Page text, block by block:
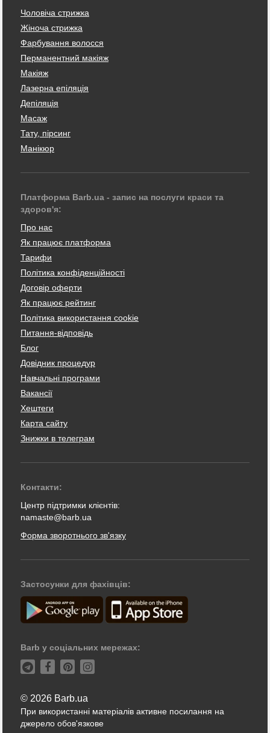
Чоловіча стрижка
Жіноча стрижка
Фарбування волосся
Перманентний макіяж
Макіяж
Лазерна епіляція
Депіляція
Масаж
Тату, пірсинг
Манікюр
Платформа Barb.ua - запис на послуги краси та
здоров'я:
Про нас
Як працює платформа
Тарифи
Політика конфіденційності
Договір оферти
Як працює рейтинг
Політика використання cookie
Питання-відповідь
Блог
Довідник процедур
Навчальні програми
Вакансії
Хештеги
Карта сайту
Знижки в телеграм
Контакти:
Центр підтримки клієнтів:
namaste@barb.ua
Форма зворотнього зв'язку
Застосунки для фахівців:
Barb у соціальних мережах:
© 2026 Barb.ua
При використанні матеріалів активне посилання на
джерело обов'язкове